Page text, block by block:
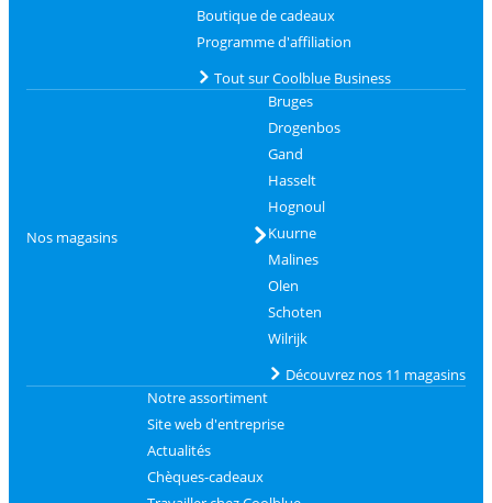
Boutique de cadeaux
Programme d'affiliation
Tout sur Coolblue Business
Nos magasins
Bruges
Drogenbos
Gand
Hasselt
Hognoul
Kuurne
Malines
Olen
Schoten
Wilrijk
Découvrez nos 11 magasins
Notre assortiment
Site web d'entreprise
Actualités
Chèques-cadeaux